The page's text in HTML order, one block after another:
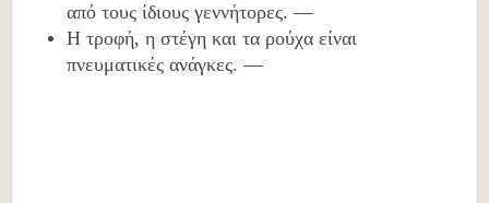
από τους ίδιους γεννήτορες. —
Η τροφή, η στέγη και τα ρούχα είναι
πνευματικές ανάγκες. —